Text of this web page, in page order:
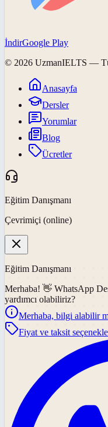
İndirGoogle Play
© 2026 UzmanIELTS —
Anasayfa
Dersler
Yorumlar
Blog
Ücretler
Eğitim Danışmanı
Çevrimiçi (online)
Eğitim Danışmanı
Merhaba! 👋 WhatsApp
yardımcı olabiliriz?
Merhaba, bilgi alabilir
Fiyat ve taksit